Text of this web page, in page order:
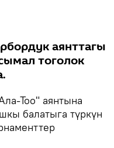
аянттагы
тоголок
Тоо" аянтына
балатыга түркүн